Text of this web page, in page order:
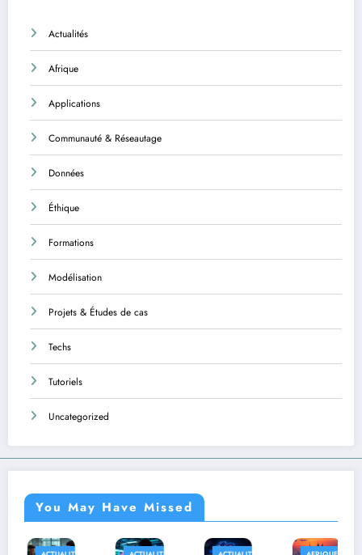
Actualités
Afrique
Applications
Communauté & Réseautage
Données
Éthique
Formations
Modélisation
Projets & Études de cas
Techs
Tutoriels
Uncategorized
You May Have Missed